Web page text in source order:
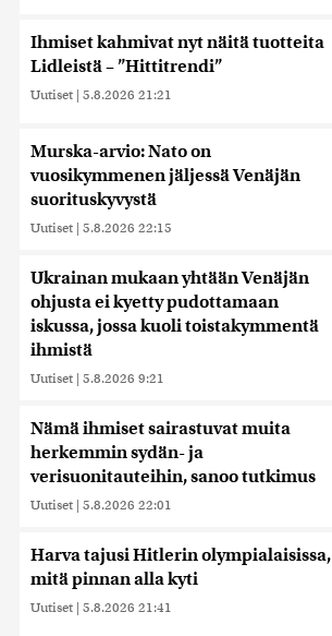
Ihmiset kahmivat nyt näitä tuotteita
Lidleistä – ”Hittitrendi”
Uutiset | 5.8.2026 21:21
Murska-arvio: Nato on
vuosikymmenen jäljessä Venäjän
suorituskyvystä
Uutiset | 5.8.2026 22:15
Ukrainan mukaan yhtään Venäjän
ohjusta ei kyetty pudottamaan
iskussa, jossa kuoli toistakymmentä
ihmistä
Uutiset | 5.8.2026 9:21
Nämä ihmiset sairastuvat muita
herkemmin sydän- ja
verisuonitauteihin, sanoo tutkimus
Uutiset | 5.8.2026 22:01
Harva tajusi Hitlerin olympialaisissa,
mitä pinnan alla kyti
Uutiset | 5.8.2026 21:41